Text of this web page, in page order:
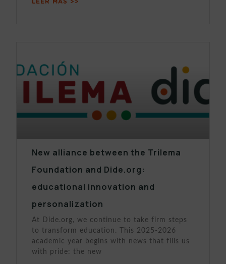
LEER MÁS >>
New alliance between the Trilema
Foundation and Dide.org:
educational innovation and
personalization
At Dide.org, we continue to take firm steps
to transform education. This 2025-2026
academic year begins with news that fills us
with pride: the new